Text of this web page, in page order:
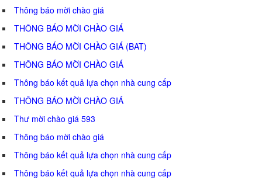
Thông báo mời chào giá
THÔNG BÁO MỜI CHÀO GIÁ
THÔNG BÁO MỜI CHÀO GIÁ (BAT)
THÔNG BÁO MỜI CHÀO GIÁ
Thông báo kết quả lựa chọn nhà cung cấp
THÔNG BÁO MỜI CHÀO GIÁ
Thư mời chào giá 593
Thông báo mời chào giá
Thông báo kết quả lựa chọn nhà cung cấp
Thông báo kết quả lựa chọn nhà cung cấp